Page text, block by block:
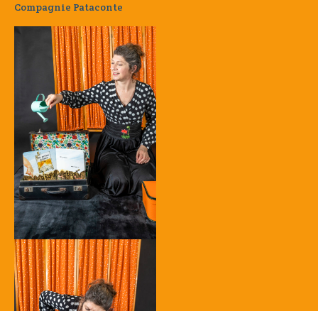
Compagnie Pataconte